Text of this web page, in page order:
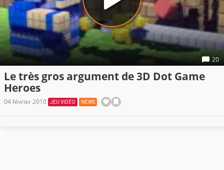
20
Le très gros argument de 3D Dot Game
Heroes
04 février 2010 JEU VIDÉO NEWS